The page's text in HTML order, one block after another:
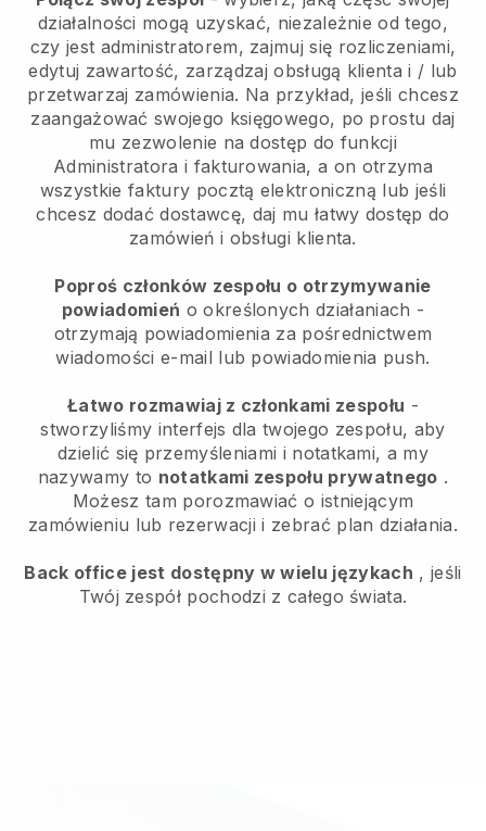
działalności mogą uzyskać, niezależnie od tego,
czy jest administratorem, zajmuj się rozliczeniami,
edytuj zawartość, zarządzaj obsługą klienta i / lub
przetwarzaj zamówienia. Na przykład, jeśli chcesz
zaangażować swojego księgowego, po prostu daj
mu zezwolenie na dostęp do funkcji
Administratora i fakturowania, a on otrzyma
wszystkie faktury pocztą elektroniczną lub jeśli
chcesz dodać dostawcę, daj mu łatwy dostęp do
zamówień i obsługi klienta.
Poproś członków zespołu o otrzymywanie
powiadomień o określonych działaniach -
otrzymają powiadomienia za pośrednictwem
wiadomości e-mail lub powiadomienia push.
Łatwo rozmawiaj z członkami zespołu -
stworzyliśmy interfejs dla twojego zespołu, aby
dzielić się przemyśleniami i notatkami, a my
nazywamy to notatkami zespołu prywatnego .
Możesz tam porozmawiać o istniejącym
zamówieniu lub rezerwacji i zebrać plan działania.
Back office jest dostępny w wielu językach , jeśli
Twój zespół pochodzi z całego świata.